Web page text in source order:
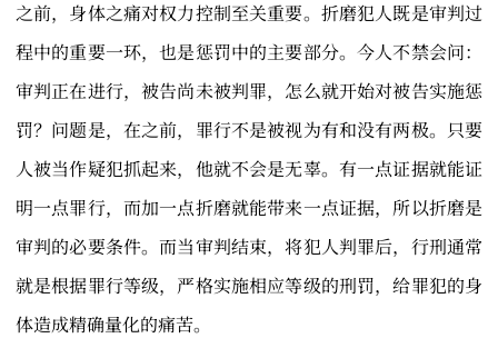
之前，身体之痛对权力控制至关重要。折磨犯人既是审判过
程中的重要一环，也是惩罚中的主要部分。今人不禁会问：
审判正在进行，被告尚未被判罪，怎么就开始对被告实施惩
罚？问题是，在之前，罪行不是被视为有和没有两极。只要
人被当作疑犯抓起来，他就不会是无辜。有一点证据就能证
明一点罪行，而加一点折磨就能带来一点证据，所以折磨是
审判的必要条件。而当审判结束，将犯人判罪后，行刑通常
就是根据罪行等级，严格实施相应等级的刑罚，给罪犯的身
体造成精确量化的痛苦。